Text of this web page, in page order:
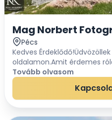
Mag Norbert
Pécs
Kedves
oldalamon.Amit érdemes
óta foglalkozom
tanultam. Mindig is azt
Tovább olvasom